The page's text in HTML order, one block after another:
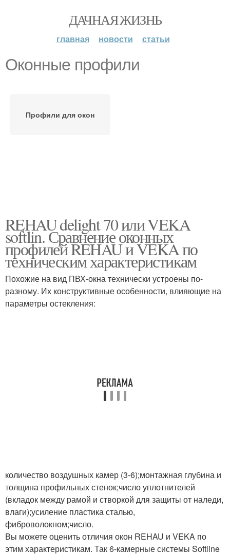
ДАЧНАЯ ЖИЗНЬ
главная новости статьи
Оконные профили
Профили для окон
REHAU delight 70 или VEKA
softlin. Сравнение оконных
профилей REHAU и VEKA по
техническим характеристикам
Похожие на вид ПВХ-окна технически устроены по-
разному. Их конструктивные особенности, влияющие на
параметры остекления:
количество воздушных камер (3-6);монтажная глубина и
толщина профильных стенок;число уплотнителей
(вкладок между рамой и створкой для защиты от наледи,
влаги);усиление пластика сталью,
фиброволокном;число.
Вы можете оценить отличия окон REHAU и VEKA по
этим характеристикам. Так 6-камерные системы Softline